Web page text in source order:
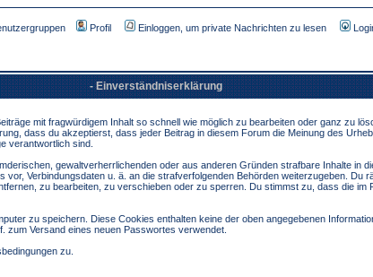
Profil Einloggen, um private Nachrichten zu lesen
- Einverständniserklärung
mit fragwürdigem Inhalt so schnell wie möglich zu bearbeiten oder ganz zu
dass du akzeptierst, dass jeder Beitrag in diesem Forum die Meinung des
verantwortlich sind.
gewaltverherrlichenden oder aus anderen Gründen strafbare Inhalte in
Verbindungsdaten u. ä. an die strafverfolgenden Behörden weiterzugeben. Du
zu bearbeiten, zu verschieben oder zu sperren. Du stimmst zu, dass die im
zu speichern. Diese Cookies enthalten keine der oben angegebenen
zum Versand eines neuen Passwortes verwendet.
zu.